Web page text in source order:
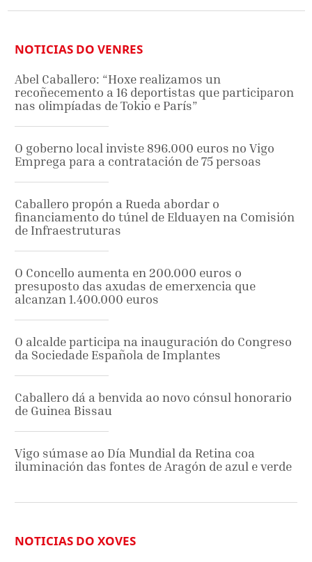
NOTICIAS DO VENRES
Abel Caballero: “Hoxe realizamos un
recoñecemento a 16 deportistas que participaron
nas olimpíadas de Tokio e París”
O goberno local inviste 896.000 euros no Vigo
Emprega para a contratación de 75 persoas
Caballero propón a Rueda abordar o
financiamento do túnel de Elduayen na Comisión
de Infraestruturas
O Concello aumenta en 200.000 euros o
presuposto das axudas de emerxencia que
alcanzan 1.400.000 euros
O alcalde participa na inauguración do Congreso
da Sociedade Española de Implantes
Caballero dá a benvida ao novo cónsul honorario
de Guinea Bissau
Vigo súmase ao Día Mundial da Retina coa
iluminación das fontes de Aragón de azul e verde
NOTICIAS DO XOVES